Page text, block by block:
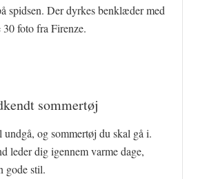
spidsen. Der dyrkes benklæder med
foto fra Firenze.
sommertøj
undgå, og sommertøj du skal gå i.
leder dig igennem varme dage,
gode stil.